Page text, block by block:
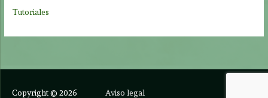
Tutoriales
Copyright © 2026 Aviso legal